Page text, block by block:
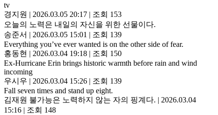
tv
경지원 | 2026.03.05 20:17 | 조회 153
오늘의 노력은 내일의 자신을 위한 선물이다.
송준서 | 2026.03.05 15:01 | 조회 139
Everything you’ve ever wanted is on the other side of fear.
홍동현 | 2026.03.04 19:18 | 조회 150
Ex-Hurricane Erin brings historic warmth before rain and wind
incoming
우시우 | 2026.03.04 15:26 | 조회 139
Fall seven times and stand up eight.
김재원 불가능은 노력하지 않는 자의 핑계다. | 2026.03.04
15:16 | 조회 148